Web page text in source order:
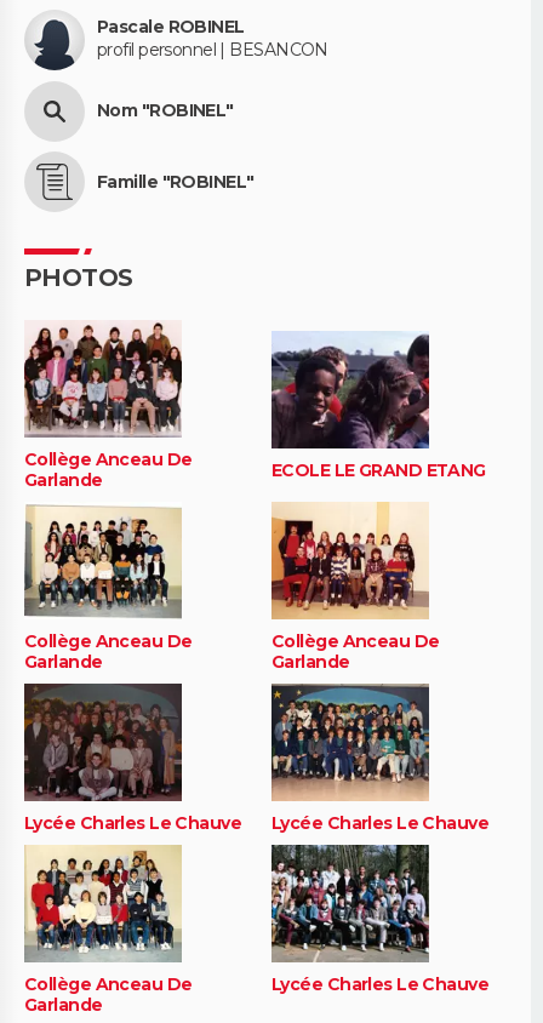
Pascale ROBINEL
profil personnel | BESANCON
Nom "ROBINEL"
Famille "ROBINEL"
PHOTOS
Collège Anceau De
Garlande
ECOLE LE GRAND ETANG
Collège Anceau De
Garlande
Collège Anceau De
Garlande
Lycée Charles Le Chauve Lycée Charles Le Chauve
Collège Anceau De
Garlande
Lycée Charles Le Chauve